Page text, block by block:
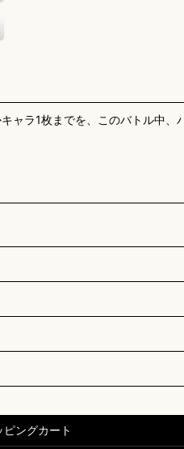
ャラ1枚までを、このバトル中、
ピングカート